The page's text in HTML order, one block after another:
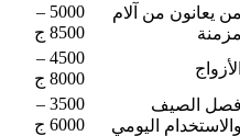
من يعانون من آلام
مزمنة
5000 –
8500 ج
الأزواج
4500 –
8000 ج
فصل الصيف
والاستخدام اليومي
3500 –
6000 ج